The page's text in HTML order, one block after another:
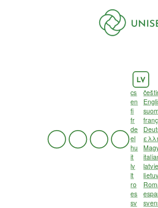
LV
cs
en
fi
fr
de
el
hu
it
lv
lt
ro
es
sv